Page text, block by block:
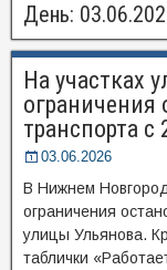
День:
На участках
ограничения
транспорта
03.06.2026
В Нижнем
ограничения
улицы Ульянова.
таблички